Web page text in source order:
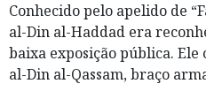
Conhecido pelo apelido de
al-Din al-Haddad era
baixa exposição pública. Ele
al-Din al-Qassam, braço